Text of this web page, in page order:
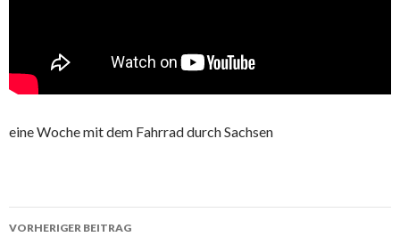
eine Woche mit dem Fahrrad durch Sachsen
Beitrags-
VORHERIGER BEITRAG